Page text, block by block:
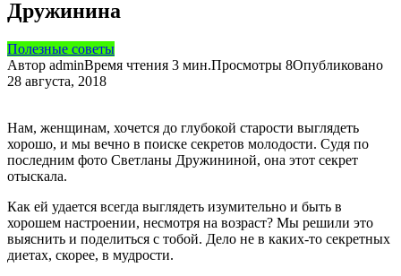
Дружинина
Полезные советы
Автор adminВремя чтения 3 мин.Просмотры 8Опубликовано
28 августа, 2018
Нам, женщинам, хочется до глубокой старости выглядеть
хорошо, и мы вечно в поиске секретов молодости. Судя по
последним фото Светланы Дружининой, она этот секрет
отыскала.
Как ей удается всегда выглядеть изумительно и быть в
хорошем настроении, несмотря на возраст? Мы решили это
выяснить и поделиться с тобой. Дело не в каких-то секретных
диетах, скорее, в мудрости.